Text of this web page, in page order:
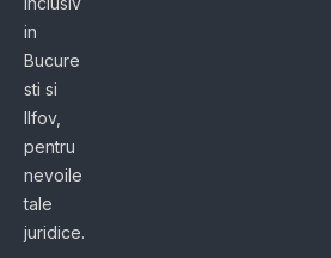
in
Bucure
sti si
Ilfov,
pentru
nevoile
tale
juridice.